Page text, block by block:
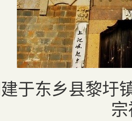
于东乡县黎圩